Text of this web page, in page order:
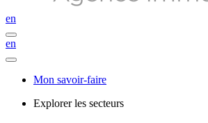
en
en
Mon savoir-faire
Explorer les secteurs